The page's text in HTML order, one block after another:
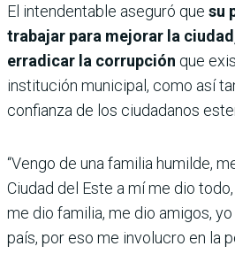
El intendentable aseguró que su
trabajar para mejorar la
erradicar la corrupción que
institución municipal, como así
confianza de los ciudadanos
“Vengo de una familia humilde,
Ciudad del Este a mí me dio
me dio familia, me dio amigos,
país, por eso me involucro en la